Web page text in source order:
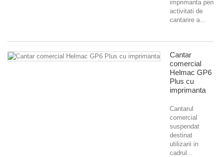
imprimanta pentru
activitati de
cantarire a...
Cantar
comercial
Helmac GP6
Plus cu
imprimanta
Cantarul
comercial
suspendat
destinat
utilizarii in
cadrul...